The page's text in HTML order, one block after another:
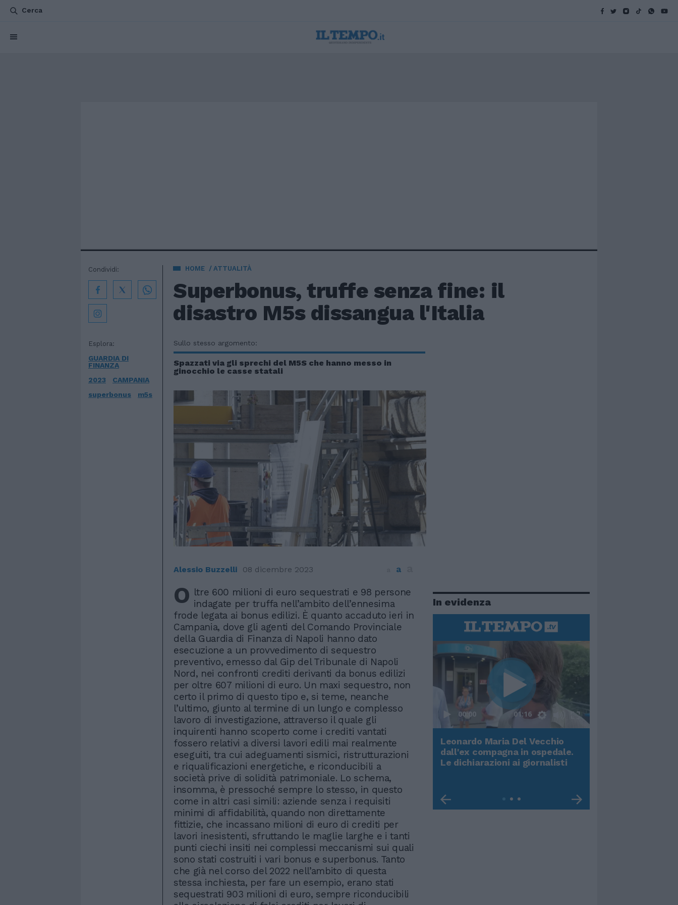
Cerca
HOME ATTUALITÀ
Superbonus, truffe senza fine: il
disastro M5s dissangua l'Italia
Esplora:
GUARDIA DI
FINANZA
2023
CAMPANIA
superbonus
m5s
Condividi:
Sullo stesso argomento:
Spazzati via gli sprechi del M5S che hanno messo in
ginocchio le casse statali
Alessio Buzzelli 08 dicembre 2023 a
O ltre 600 milioni di euro sequestrati e 98 persone
indagate per truffa nell’ambito dell’ennesima
frode legata ai bonus edilizi. È quanto accaduto ieri in
Campania, dove gli agenti del Comando Provinciale
della Guardia di Finanza di Napoli hanno dato
esecuzione a un provvedimento di sequestro
preventivo, emesso dal Gip del Tribunale di Napoli
Nord, nei confronti crediti derivanti da bonus edilizi
per oltre 607 milioni di euro. Un maxi sequestro, non
certo il primo di questo tipo e, si teme, neanche
l’ultimo, giunto al termine di un lungo e complesso
lavoro di investigazione, attraverso il quale gli
inquirenti hanno scoperto come i crediti vantati
fossero relativi a diversi lavori edili mai realmente
eseguiti, tra cui adeguamenti sismici, ristrutturazioni
e riqualificazioni energetiche, e riconducibili a
società prive di solidità patrimoniale. Lo schema,
insomma, è pressoché sempre lo stesso, in questo
come in altri casi simili: aziende senza i requisiti
minimi di affidabilità, quando non direttamente
fittizie, che incassano milioni di euro di crediti per
lavori inesistenti, sfruttando le maglie larghe e i tanti
punti ciechi insiti nei complessi meccanismi sui quali
sono stati costruiti i vari bonus e superbonus. Tanto
che già nel corso del 2022 nell’ambito di questa
stessa inchiesta, per fare un esempio, erano stati
sequestrati 903 milioni di euro, sempre riconducibili
In evidenza
Rudy Giuliani a Come States?
Trump, Meloni e la strategia
americana
00:00 01:16
Leonardo Maria Del Vecchio
dall'ex compagna in ospedale.
Le dichiarazioni ai giornalisti